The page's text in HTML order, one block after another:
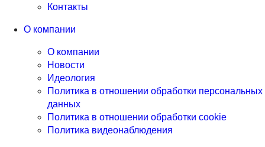
Контакты
О компании
О компании
Новости
Идеология
Политика в отношении обработки персональных
данных
Политика в отношении обработки cookie
Политика видеонаблюдения